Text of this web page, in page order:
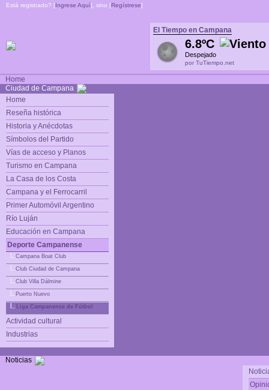
Está registrado? [Ingrese Aquí], sino [Regístrese]
El Tiempo en Campana
6.8ºC
Despejado
por TuTiempo.net
Home
Ciudad de Campana
Home
Reseña histórica
Historia y Anécdotas
Símbolos del Partido
Vías de acceso y Planos
Turismo en Campana
La Casa de los Costa
Campana y el Ferrocarril
Primer Automóvil Argentino
Río Luján
Educación en Campana
Deporte Campanense
Campana Boat Club
Club Ciudad de Campana
Club Villa Dálmine
Puerto Nuevo
Liga Campanense de Fútbol
Actividad cultural
Industrias
Noticias